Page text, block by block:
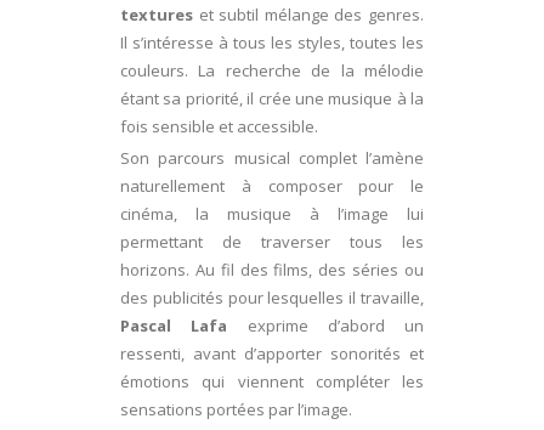
textures et subtil mélange des genres.
Il s’intéresse à tous les styles, toutes les
couleurs. La recherche de la mélodie
étant sa priorité, il crée une musique à la
fois sensible et accessible.
Son parcours musical complet l’amène
naturellement à composer pour le
cinéma, la musique à l’image lui
permettant de traverser tous les
horizons. Au fil des films, des séries ou
des publicités pour lesquelles il travaille,
Pascal Lafa exprime d’abord un
ressenti, avant d’apporter sonorités et
émotions qui viennent compléter les
sensations portées par l’image.